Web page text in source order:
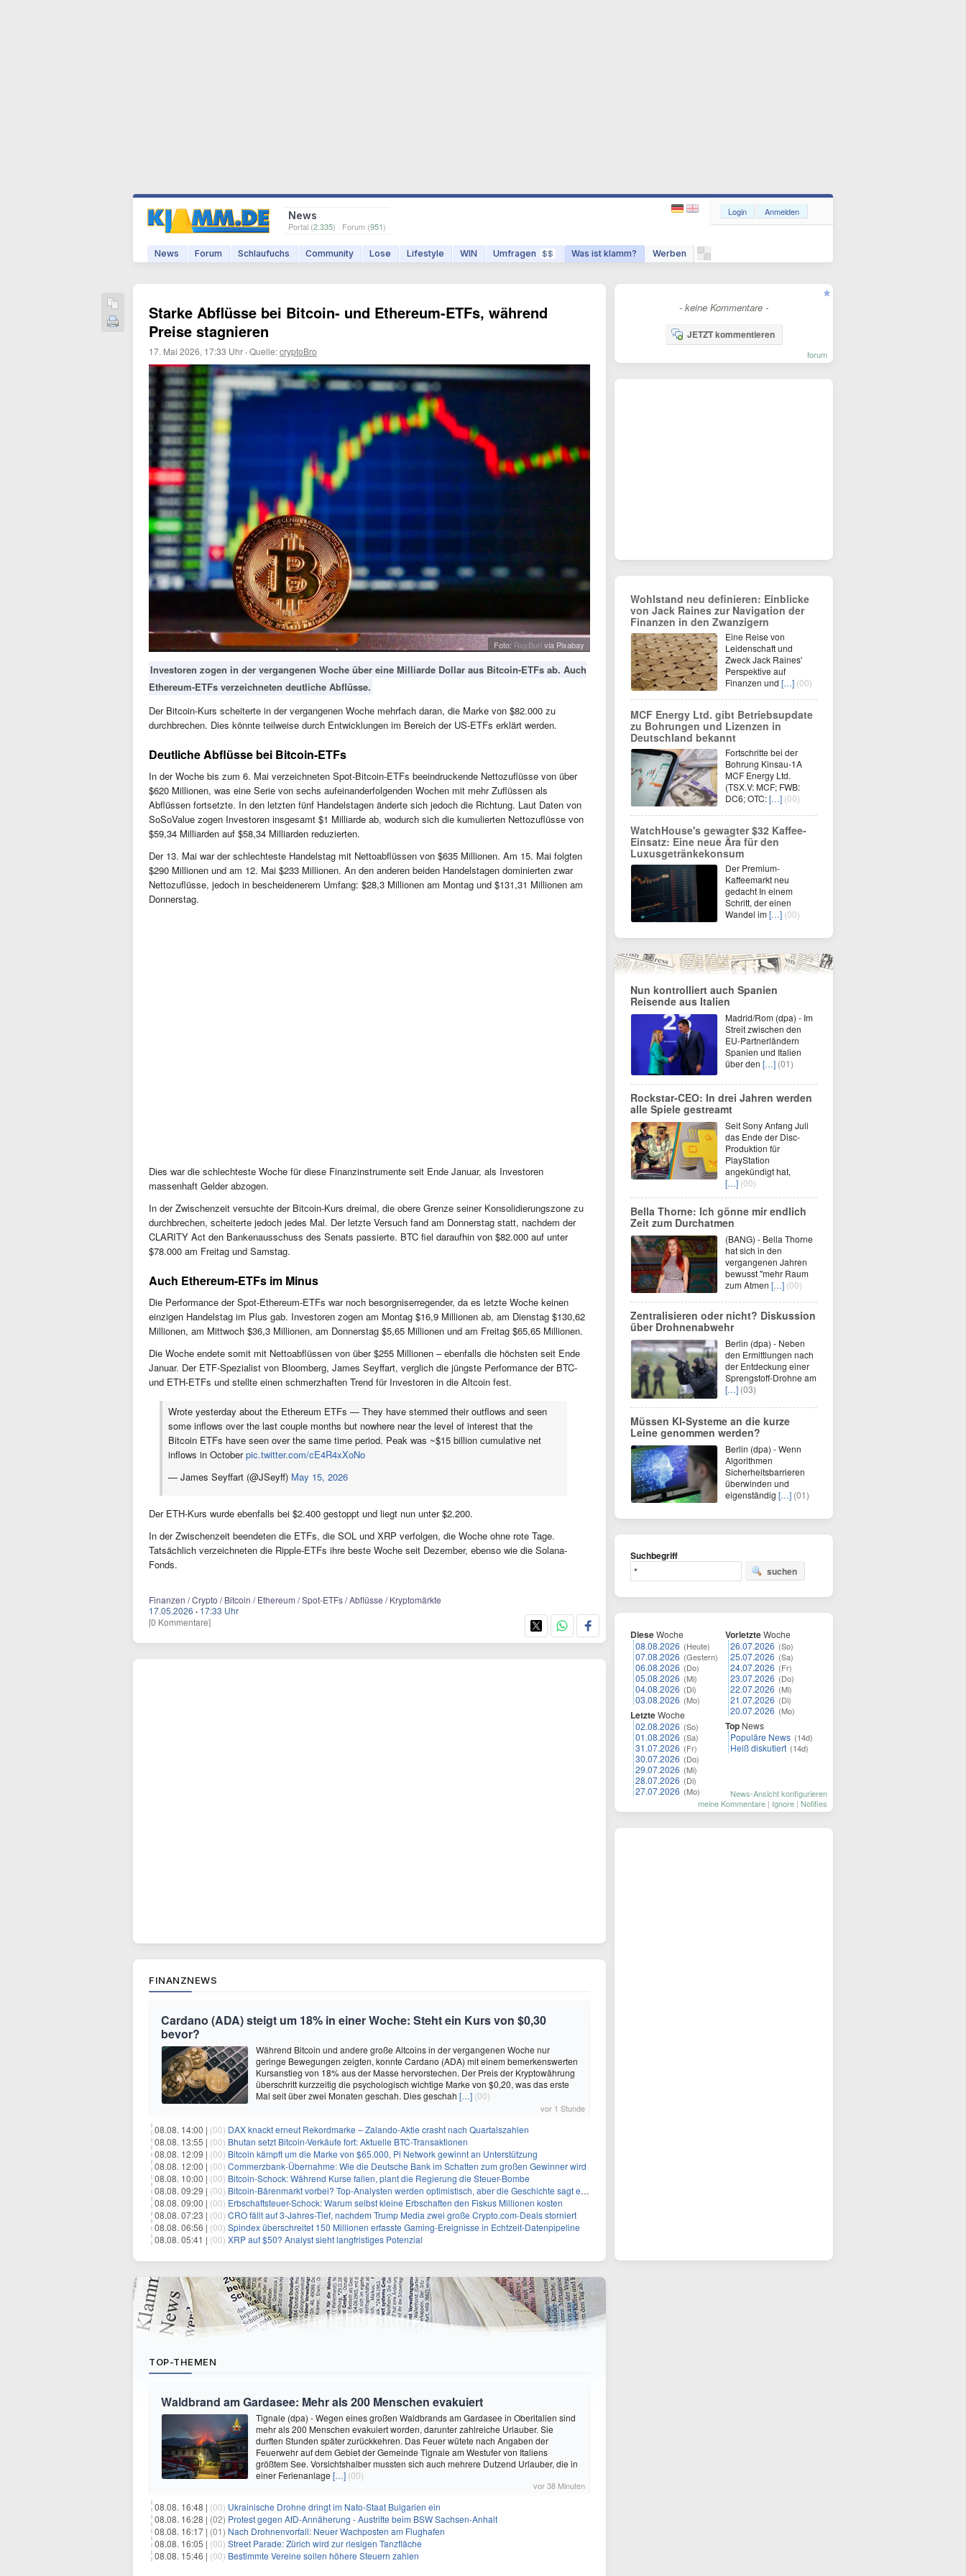
News
Portal (2.335) · Forum (951)
News Forum Schlaufuchs Community Lose Lifestyle WIN Umfragen $$ Was ist klamm? Werben
Login Anmelden
Starke Abflüsse bei Bitcoin- und Ethereum-ETFs, während
Preise stagnieren
17. Mai 2026, 17:33 Uhr ·Quelle:cryptoBro
Foto: RoyBurivia Pixabay
Investoren zogen in der vergangenen Woche über eine Milliarde Dollar aus Bitcoin-ETFs ab. Auch
Ethereum-ETFs verzeichneten deutliche Abflüsse.
Der Bitcoin-Kurs scheiterte in der vergangenen Woche mehrfach daran, die Marke von $82.000 zu
durchbrechen. Dies könnte teilweise durch Entwicklungen im Bereich der US-ETFs erklärt werden.
Deutliche Abflüsse bei Bitcoin-ETFs
In der Woche bis zum 6. Mai verzeichneten Spot-Bitcoin-ETFs beeindruckende Nettozuflüsse von über
$620 Millionen, was eine Serie von sechs aufeinanderfolgenden Wochen mit mehr Zuflüssen als
Abflüssen fortsetzte. In den letzten fünf Handelstagen änderte sich jedoch die Richtung. Laut Daten von
SoSoValue zogen Investoren insgesamt $1 Milliarde ab, wodurch sich die kumulierten Nettozuflüsse von
$59,34 Milliarden auf $58,34 Milliarden reduzierten.
Der 13. Mai war der schlechteste Handelstag mit Nettoabflüssen von $635 Millionen. Am 15. Mai folgten
$290 Millionen und am 12. Mai $233 Millionen. An den anderen beiden Handelstagen dominierten zwar
Nettozuflüsse, jedoch in bescheidenerem Umfang: $28,3 Millionen am Montag und $131,31 Millionen am
Donnerstag.
Dies war die schlechteste Woche für diese Finanzinstrumente seit Ende Januar, als Investoren
massenhaft Gelder abzogen.
In der Zwischenzeit versuchte der Bitcoin-Kurs dreimal, die obere Grenze seiner Konsolidierungszone zu
durchbrechen, scheiterte jedoch jedes Mal. Der letzte Versuch fand am Donnerstag statt, nachdem der
CLARITY Act den Bankenausschuss des Senats passierte. BTC fiel daraufhin von $82.000 auf unter
$78.000 am Freitag und Samstag.
Auch Ethereum-ETFs im Minus
Die Performance der Spot-Ethereum-ETFs war noch besorgniserregender, da es letzte Woche keinen
einzigen Handelstag im Plus gab. Investoren zogen am Montag $16,9 Millionen ab, am Dienstag $130,62
Millionen, am Mittwoch $36,3 Millionen, am Donnerstag $5,65 Millionen und am Freitag $65,65 Millionen.
Die Woche endete somit mit Nettoabflüssen von über $255 Millionen – ebenfalls die höchsten seit Ende
Januar. Der ETF-Spezialist von Bloomberg, James Seyffart, verglich die jüngste Performance der BTC-
und ETH-ETFs und stellte einen schmerzhaften Trend für Investoren in die Altcoin fest.
Wrote yesterday about the Ethereum ETFs — They have stemmed their outflows and seen
some inflows over the last couple months but nowhere near the level of interest that the
Bitcoin ETFs have seen over the same time period. Peak was ~$15 billion cumulative net
inflows in Octoberpic.twitter.com/cE4R4xXoNo
— James Seyffart (@JSeyff) May 15, 2026
Der ETH-Kurs wurde ebenfalls bei $2.400 gestoppt und liegt nun unter $2.200.
In der Zwischenzeit beendeten die ETFs, die SOL und XRP verfolgen, die Woche ohne rote Tage.
Tatsächlich verzeichneten die Ripple-ETFs ihre beste Woche seit Dezember, ebenso wie die Solana-
Fonds.
Finanzen / Crypto / Bitcoin / Ethereum / Spot-ETFs / Abflüsse / Kryptomärkte
17.05.2026 · 17:33 Uhr
[0 Kommentare]
FINANZNEWS
Cardano (ADA) steigt um 18% in einer Woche: Steht ein Kurs von $0,30
bevor?
Während Bitcoin und andere große Altcoins in der vergangenen Woche nur
geringe Bewegungen zeigten, konnte Cardano (ADA) mit einem bemerkenswerten
Kursanstieg von 18% aus der Masse hervorstechen. Der Preis der Kryptowährung
überschritt kurzzeitig die psychologisch wichtige Marke von $0,20, was das erste
Mal seit über zwei Monaten geschah. Dies geschah […] (00)
vor 1 Stunde
08.08. 14:00 | (00) DAX knackt erneut Rekordmarke – Zalando-Aktie crasht nach Quartalszahlen
08.08. 13:55 | (00) Bhutan setzt Bitcoin-Verkäufe fort: Aktuelle BTC-Transaktionen
08.08. 12:09 | (00) Bitcoin kämpft um die Marke von $65.000, Pi Network gewinnt an Unterstützung
08.08. 12:00 | (00) Commerzbank-Übernahme: Wie die Deutsche Bank im Schatten zum großen Gewinner wird
08.08. 10:00 | (00) Bitcoin-Schock: Während Kurse fallen, plant die Regierung die Steuer-Bombe
08.08. 09:29 | (00) Bitcoin-Bärenmarkt vorbei? Top-Analysten werden optimistisch, aber die Geschichte sagt etwas anderes
08.08. 09:00 | (00) Erbschaftsteuer-Schock: Warum selbst kleine Erbschaften den Fiskus Millionen kosten
08.08. 07:23 | (00) CRO fällt auf 3-Jahres-Tief, nachdem Trump Media zwei große Crypto.com-Deals storniert
08.08. 06:56 | (00) Spindex überschreitet 150 Millionen erfasste Gaming-Ereignisse in Echtzeit-Datenpipeline
08.08. 05:41 | (00) XRP auf $50? Analyst sieht langfristiges Potenzial
TOP-THEMEN
Waldbrand am Gardasee: Mehr als 200 Menschen evakuiert
Tignale (dpa) - Wegen eines großen Waldbrands am Gardasee in Oberitalien sind
mehr als 200 Menschen evakuiert worden, darunter zahlreiche Urlauber. Sie
durften Stunden später zurückkehren. Das Feuer wütete nach Angaben der
Feuerwehr auf dem Gebiet der Gemeinde Tignale am Westufer von Italiens
größtem See. Vorsichtshalber mussten sich auch mehrere Dutzend Urlauber, die in
einer Ferienanlage […] (00)
vor 38 Minuten
08.08. 16:48 | (00) Ukrainische Drohne dringt im Nato-Staat Bulgarien ein
08.08. 16:28 | (02) Protest gegen AfD-Annäherung - Austritte beim BSW Sachsen-Anhalt
08.08. 16:17 | (01) Nach Drohnenvorfall: Neuer Wachposten am Flughafen
08.08. 16:05 | (00) Street Parade: Zürich wird zur riesigen Tanzfläche
08.08. 15:46 | (00) Bestimmte Vereine sollen höhere Steuern zahlen
- keine Kommentare -
JETZT kommentieren
forum
Wohlstand neu definieren: Einblicke
von Jack Raines zur Navigation der
Finanzen in den Zwanzigern
Eine Reise von
Leidenschaft und
Zweck Jack Raines'
Perspektive auf
Finanzen und […] (00)
MCF Energy Ltd. gibt Betriebsupdate
zu Bohrungen und Lizenzen in
Deutschland bekannt
Fortschritte bei der
Bohrung Kinsau-1A
MCF Energy Ltd.
(TSX.V: MCF; FWB:
DC6; OTC:[…] (00)
WatchHouse's gewagter $32 Kaffee-
Einsatz: Eine neue Ära für den
Luxusgetränkekonsum
Der Premium-
Kaffeemarkt neu
gedacht In einem
Schritt, der einen
Wandel im[…] (00)
Nun kontrolliert auch Spanien
Reisende aus Italien
Madrid/Rom (dpa) - Im
Streit zwischen den
EU-Partnerländern
Spanien und Italien
über den […] (01)
Rockstar-CEO: In drei Jahren werden
alle Spiele gestreamt
Seit Sony Anfang Juli
das Ende der Disc-
Produktion für
PlayStation
angekündigt hat,
[…] (00)
Bella Thorne: Ich gönne mir endlich
Zeit zum Durchatmen
(BANG) - Bella Thorne
hat sich in den
vergangenen Jahren
bewusst "mehr Raum
zum Atmen […] (00)
Zentralisieren oder nicht? Diskussion
über Drohnenabwehr
Berlin (dpa) - Neben
den Ermittlungen nach
der Entdeckung einer
Sprengstoff-Drohne am
[…] (03)
Müssen KI-Systeme an die kurze
Leine genommen werden?
Berlin (dpa) - Wenn
Algorithmen
Sicherheitsbarrieren
überwinden und
eigenständig […] (01)
Suchbegriff
suchen
DieseWoche
08.08.2026 (Heute)
07.08.2026 (Gestern)
06.08.2026 (Do)
05.08.2026 (Mi)
04.08.2026 (Di)
03.08.2026 (Mo)
LetzteWoche
02.08.2026 (So)
01.08.2026 (Sa)
31.07.2026 (Fr)
30.07.2026 (Do)
29.07.2026 (Mi)
28.07.2026 (Di)
27.07.2026 (Mo)
VorletzteWoche
26.07.2026 (So)
25.07.2026 (Sa)
24.07.2026 (Fr)
23.07.2026 (Do)
22.07.2026 (Mi)
21.07.2026 (Di)
20.07.2026 (Mo)
Top News
Populäre News (14d)
Heiß diskutiert (14d)
News-Ansicht konfigurieren
meine Kommentare | Ignore | Notifies